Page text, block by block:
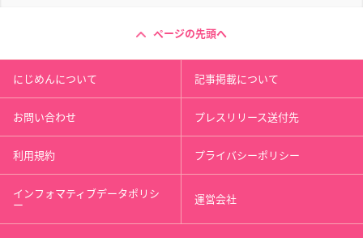
ページの先頭へ
にじめんについて 記事掲載について
お問い合わせ プレスリリース送付先
利用規約 プライバシーポリシー
インフォマティブデータポリシ
ー 運営会社